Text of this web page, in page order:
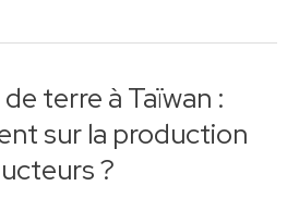
terre à Taïwan :
sur la production
?